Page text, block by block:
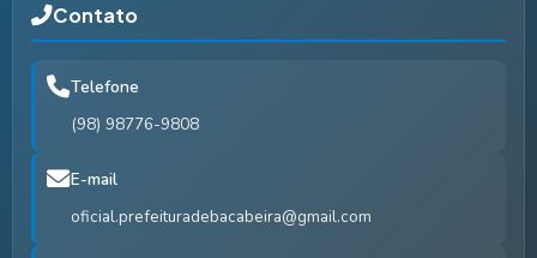
Contato
Telefone
(98) 98776-9808
E-mail
oficial.prefeituradebacabeira@gmail.com